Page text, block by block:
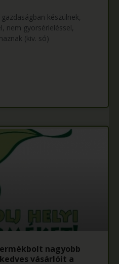
készülnek,
nem gyorsérleléssel,
(kiv. só)
nagyobb
vásárlóit a